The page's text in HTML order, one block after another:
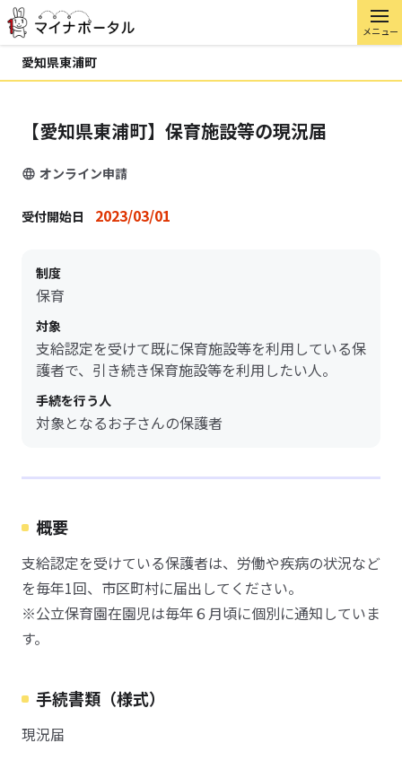
メニュー
愛知県東浦町
【愛知県東浦町】保育施設等の現況届
オンライン申請
受付開始日 2023/03/01
制度
保育
対象
支給認定を受けて既に保育施設等を利用している保
護者で、引き続き保育施設等を利用したい人。
手続を行う人
対象となるお子さんの保護者
概要
支給認定を受けている保護者は、労働や疾病の状況など
を毎年1回、市区町村に届出してください。
※公立保育園在園児は毎年６月頃に個別に通知していま
す。
手続書類（様式）
現況届